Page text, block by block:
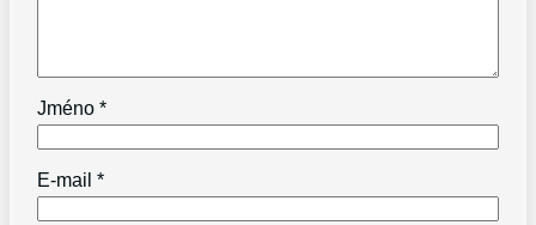
Jméno*
E-mail*